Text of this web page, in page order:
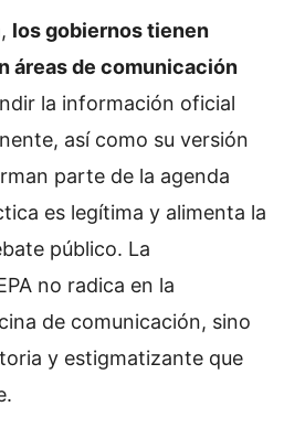
los gobiernos tienen
áreas de comunicación
la información oficial
así como su versión
parte de la agenda
es legítima y alimenta la
público. La
no radica en la
de comunicación, sino
y estigmatizante que